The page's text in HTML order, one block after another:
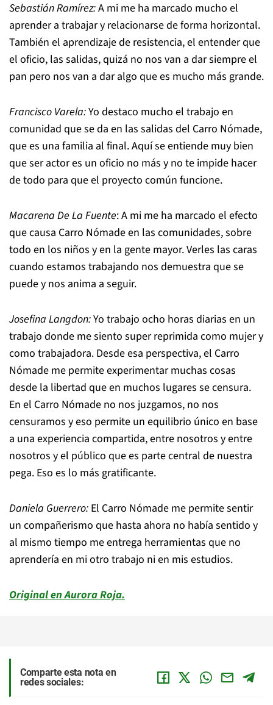
Sebastián Ramírez:A mi me ha marcado mucho el
aprender a trabajar y relacionarse de forma horizontal.
También el aprendizaje de resistencia, el entender que
el oficio, las salidas, quizá no nos van a dar siempre el
pan pero nos van a dar algo que es mucho más grande.
Francisco Varela:Yo destaco mucho el trabajo en
comunidad que se da en las salidas del Carro Nómade,
que es una familia al final. Aquí se entiende muy bien
que ser actor es un oficio no más y no te impide hacer
de todo para que el proyecto común funcione.
Macarena De La Fuente: A mi me ha marcado el efecto
que causa Carro Nómade en las comunidades, sobre
todo en los niños y en la gente mayor. Verles las caras
cuando estamos trabajando nos demuestra que se
puede y nos anima a seguir.
Josefina Langdon:Yo trabajo ocho horas diarias en un
trabajo donde me siento super reprimida como mujer y
como trabajadora. Desde esa perspectiva, el Carro
Nómade me permite experimentar muchas cosas
desde la libertad que en muchos lugares se censura.
En el Carro Nómade no nos juzgamos, no nos
censuramos y eso permite un equilibrio único en base
a una experiencia compartida, entre nosotros y entre
nosotros y el público que es parte central de nuestra
pega. Eso es lo más gratificante.
Daniela Guerrero: El Carro Nómade me permite sentir
un compañerismo que hasta ahora no había sentido y
al mismo tiempo me entrega herramientas que no
aprendería en mi otro trabajo ni en mis estudios.
Original en Aurora Roja.
Comparte esta nota en
redes sociales: